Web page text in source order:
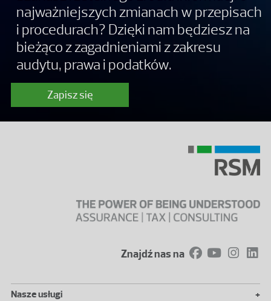
najważniejszych zmianach w przepisach
i procedurach? Dzięki nam będziesz na
bieżąco z zagadnieniami z zakresu
audytu, prawa i podatków.
Zapisz się
Znajdź nas na
Nasze usługi
+